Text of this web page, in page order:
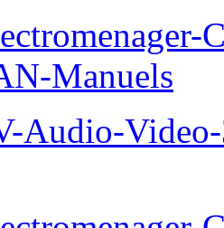
Manuels
Audio-